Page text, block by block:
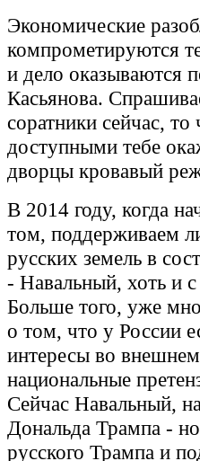
Экономические
компрометируются
и дело оказываются
Касьянова.
соратники сейчас,
доступными тебе
дворцы кровавый
В 2014 году, когда
том, поддерживаем
русских земель в
- Навальный, хоть и
Больше того, уже
о том, что у России
интересы во
национальные
Сейчас Навальный,
Дональда Трампа - но
русского Трампа и